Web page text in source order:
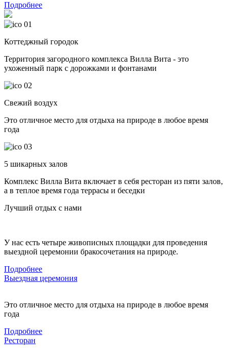
Подробнее
01
Коттеджный городок
Территория загородного комплекса Вилла Вита - это
ухоженный парк с дорожками и фонтанами
02
Свежий воздух
Это отличное место для отдыха на природе в любое время
года
03
5 шикарных залов
Комплекс Вилла Вита включает в себя ресторан из пяти залов,
а в теплое время года террасы и беседки
Лучший отдых с нами
У нас есть четыре живописных площадки для проведения
выездной церемонии бракосочетания на природе.
Подробнее
Выездная церемония
Это отличное место для отдыха на природе в любое время
года
Подробнее
Ресторан